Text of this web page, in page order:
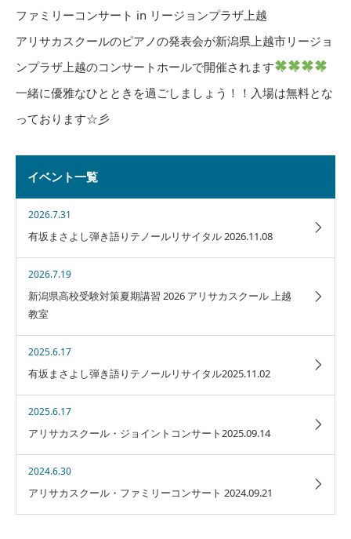
ファミリーコンサート in リージョンプラザ上越
アリサカスクールのピアノの発表会が新潟県上越市リージョ
ンプラザ上越のコンサートホールで開催されます
一緒に優雅なひとときを過ごしましょう！！入場は無料とな
っております☆彡
イベント一覧
2026.7.31
有坂まさよし弾き語りテノールリサイタル 2026.11.08
2026.7.19
新潟県高校受験対策夏期講習 2026 アリサカスクール 上越
教室
2025.6.17
有坂まさよし弾き語りテノールリサイタル2025.11.02
2025.6.17
アリサカスクール・ジョイントコンサート2025.09.14
2024.6.30
アリサカスクール・ファミリーコンサート 2024.09.21